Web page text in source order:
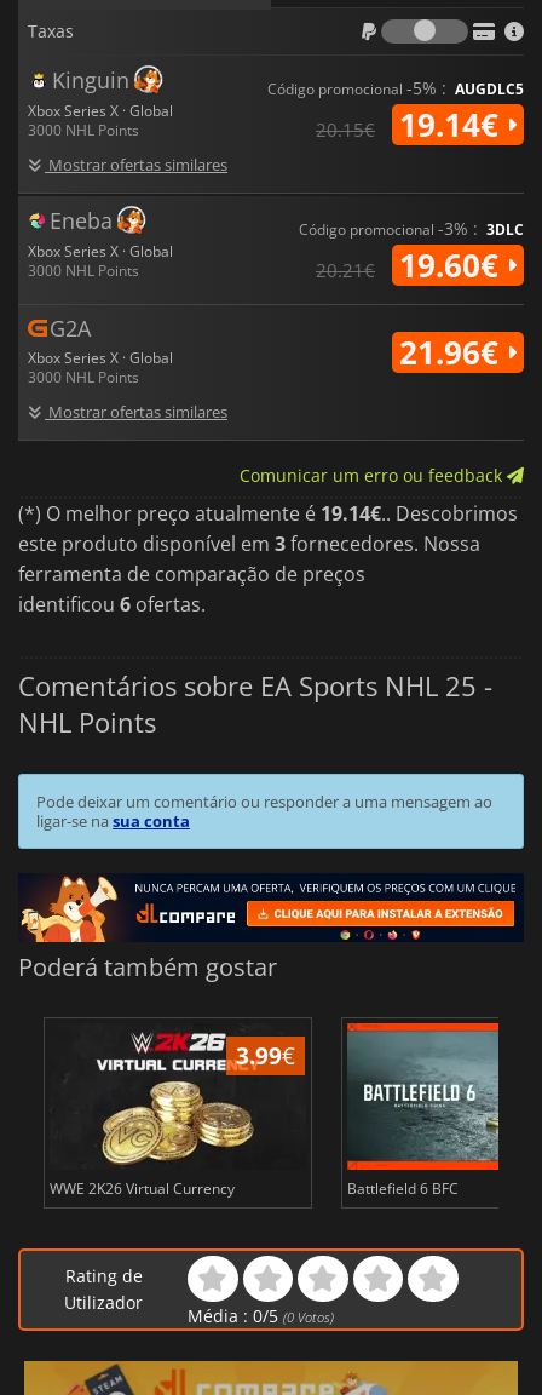
Taxas
Taxas
Kinguin
Xbox Series X · Global
3000 NHL Points
Mostrar ofertas similares
Código promocional -5% : AUGDLC5
20.15€ 19.14€
Eneba
Xbox Series X · Global
3000 NHL Points
Código promocional -3% : 3DLC
20.21€ 19.60€
G2A
Xbox Series X · Global
3000 NHL Points
Mostrar ofertas similares
21.96€
Comunicar um erro ou feedback
(*) O melhor preço atualmente é 19.14€.. Descobrimos
este produto disponível em 3fornecedores. Nossa
ferramenta de comparação de preços
identificou 6 ofertas.
Comentários sobre EA Sports NHL 25 -
NHL Points
Pode deixar um comentário ou responder a uma mensagem ao
ligar-se nasua conta
Poderá também gostar
3.99€
WWE 2K26 Virtual Currency Battlefield 6 BFC
Rating de
Utilizador
Média : 0/5 (0Votos)